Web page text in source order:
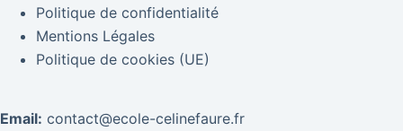
Politique de confidentialité
Mentions Légales
Politique de cookies (UE)
Email: contact@ecole-celinefaure.fr